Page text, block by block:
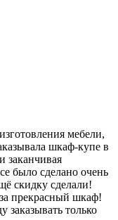
мебели,
шкаф-купе в
заканчивая
было сделано очень
скидку сделали!
за прекрасный шкаф!
заказывать только